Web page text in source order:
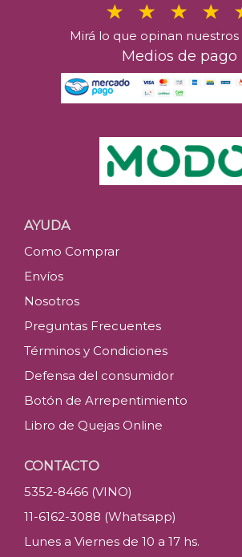
Mirá lo que opinan
Medios de pago
AYUDA
Como Comprar
Envíos
Nosotros
Preguntas Frecuentes
Términos y Condiciones
Defensa del consumidor
Botón de Arrepentimiento
Libro de Quejas Online
CONTACTO
5352-8466 (VINO)
11-6162-3088 (Whatsapp)
Lunes a Viernes de 10 a 17 hs.